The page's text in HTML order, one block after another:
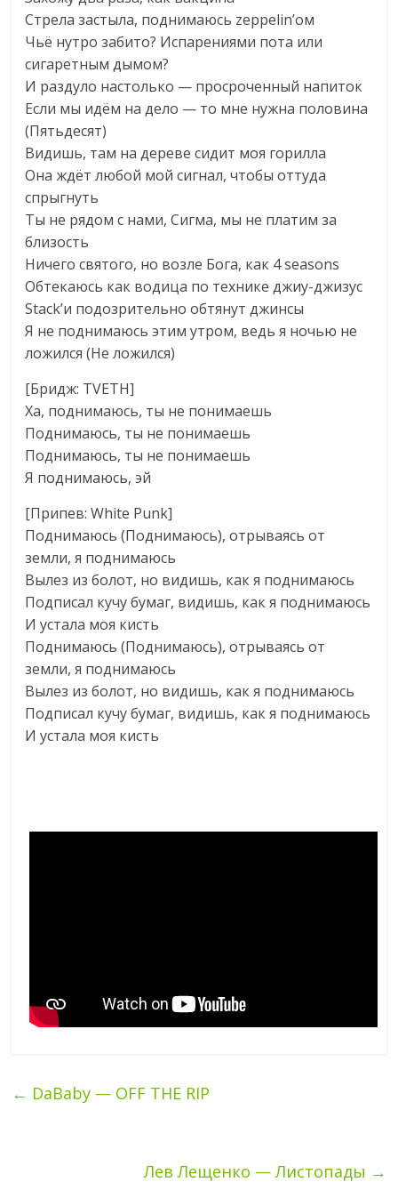
Стрела застыла, поднимаюсь zeppelin’ом
Чьё нутро забито? Испарениями пота или
сигаретным дымом?
И раздуло настолько — просроченный напиток
Если мы идём на дело — то мне нужна половина
(Пятьдесят)
Видишь, там на дереве сидит моя горилла
Она ждёт любой мой сигнал, чтобы оттуда
спрыгнуть
Ты не рядом с нами, Сигма, мы не платим за
близость
Ничего святого, но возле Бога, как 4 seasons
Обтекаюсь как водица по технике джиу-джизус
Stack’и подозрительно обтянут джинсы
Я не поднимаюсь этим утром, ведь я ночью не
ложился (Не ложился)
[Бридж: TVETH]
Ха, поднимаюсь, ты не понимаешь
Поднимаюсь, ты не понимаешь
Поднимаюсь, ты не понимаешь
Я поднимаюсь, эй
[Припев: White Punk]
Поднимаюсь (Поднимаюсь), отрываясь от
земли, я поднимаюсь
Вылез из болот, но видишь, как я поднимаюсь
Подписал кучу бумаг, видишь, как я поднимаюсь
И устала моя кисть
Поднимаюсь (Поднимаюсь), отрываясь от
земли, я поднимаюсь
Вылез из болот, но видишь, как я поднимаюсь
Подписал кучу бумаг, видишь, как я поднимаюсь
И устала моя кисть
← DaBaby — OFF THE RIP
Лев Лещенко — Листопады →